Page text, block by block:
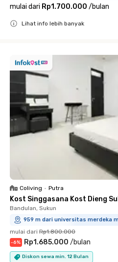
mulai dari Rp1.700.000 /bulan
Lihat info lebih banyak
Coliving • Putra
Kost Singgasana Kost Dieng
Bandulan, Sukun
959 m dari universitas merdeka
mulai dari Rp1.800.000
-6% Rp1.685.000 /bulan
Diskon sewa min. 12 Bulan